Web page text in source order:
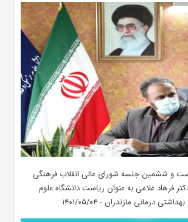
و ششمین جلسه شورای عالی انقلاب فرهنگی
فرهاد غلامی به عنوان ریاست دانشگاه علوم
درمانی مازندران‌ - ۱۴۰۱/۰۵/۰۴